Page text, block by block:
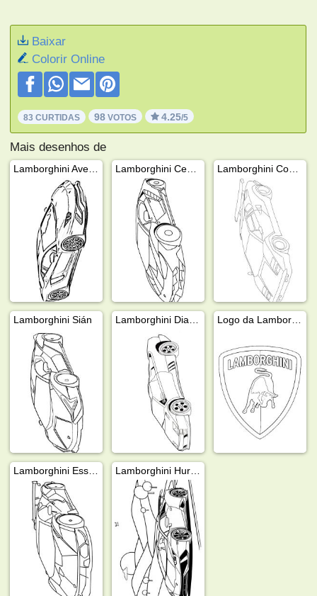
Baixar
Colorir Online
83 CURTIDAS 98 VOTOS 4.25/5
Mais desenhos de
Lamborghini Sián